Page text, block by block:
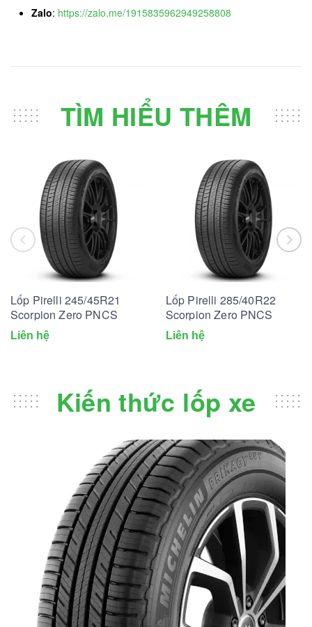
Zalo: https://zalo.me/1915835962949258808
TÌM HIỂU THÊM
Lốp Pirelli 245/45R21
Scorpion Zero PNCS
Liên hệ
Lốp Pirelli 285/40R22
Scorpion Zero PNCS
Liên hệ
Kiến thức lốp xe